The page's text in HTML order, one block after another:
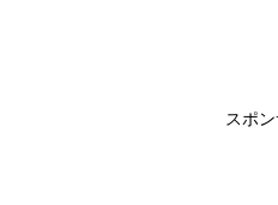
スポ